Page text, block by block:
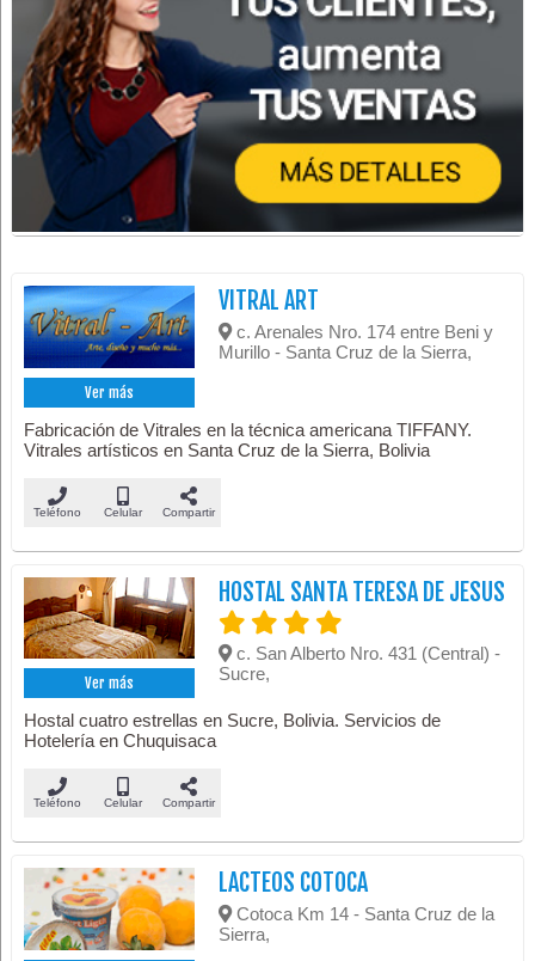
Ver más
VITRAL ART
c. Arenales Nro. 174 entre Beni y
Murillo - Santa Cruz de la Sierra,
Fabricación de Vitrales en la técnica americana TIFFANY.
Vitrales artísticos en Santa Cruz de la Sierra, Bolivia
Teléfono Celular Compartir
Ver más
HOSTAL SANTA TERESA DE JESUS
c. San Alberto Nro. 431 (Central) -
Sucre,
Hostal cuatro estrellas en Sucre, Bolivia. Servicios de
Hotelería en Chuquisaca
Teléfono Celular Compartir
LACTEOS COTOCA
Cotoca Km 14 - Santa Cruz de la
Sierra,